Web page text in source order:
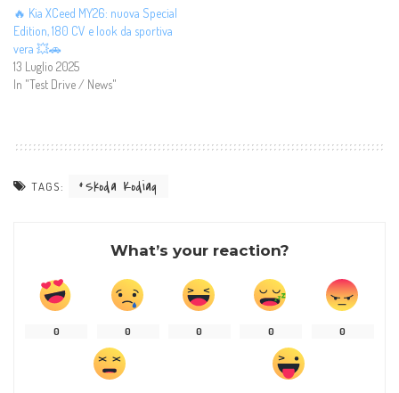
🔥 Kia XCeed MY26: nuova Special
Edition, 180 CV e look da sportiva
vera 💥🚗
13 Luglio 2025
In "Test Drive / News"
TAGS: Skoda Kodiaq
What’s your reaction?
0 0 0 0 0